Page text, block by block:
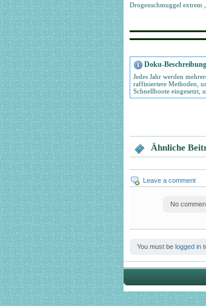
Drogenschmuggel extrem
Doku-
Jedes Jahr werden
raffiniertere Methoden,
Schnellboote eingesetzt,
Ähnliche
Leave a comment
No
You must be logged in